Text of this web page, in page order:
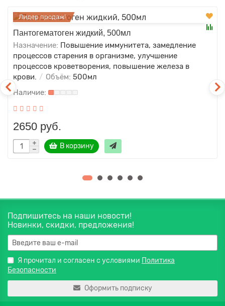
Лидер продаж!
Пантогематоген жидкий, 500мл
Назначение: Повышение иммунитета, замедление
процессов старения в организме, улучшение
процессов кроветворения, повышение железа в
крови.
Объём: 500мл
2650 руб.
В корзину
Подпишитесь на наши новости!
Новинки, скидки, предложения!
Я прочитал и согласен с условиями Политика
Безопасности
Оформить подписку